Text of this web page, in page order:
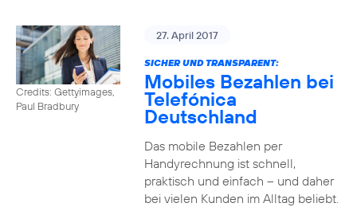
Credits: Gettyimages,
Paul Bradbury
27. April 2017
SICHER UND TRANSPARENT:
Mobiles Bezahlen bei
Telefónica
Deutschland
Das mobile Bezahlen per
Handyrechnung ist schnell,
praktisch und einfach – und daher
bei vielen Kunden im Alltag beliebt.